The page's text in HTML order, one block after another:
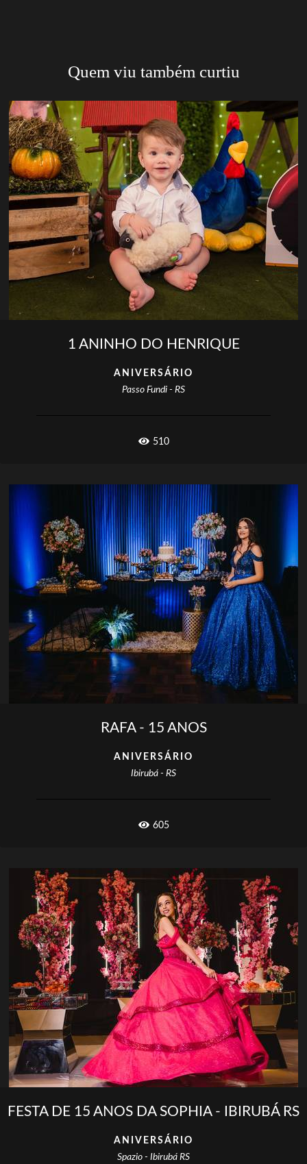
Quem viu também curtiu
1 ANINHO DO HENRIQUE
ANIVERSÁRIO
Passo Fundi - RS
510
RAFA - 15 ANOS
ANIVERSÁRIO
Ibirubá - RS
605
FESTA DE 15 ANOS DA SOPHIA - IBIRUBÁ RS
ANIVERSÁRIO
Spazio - Ibirubá RS